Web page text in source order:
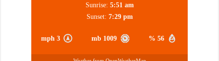
56 %
1009 mb
3 mph
Sunrise: 5:51 am
Sunset: 7:29 pm